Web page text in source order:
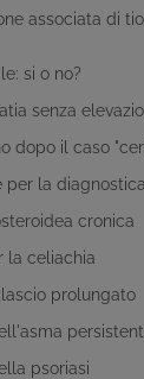
associata di
si o no?
senza
dopo il caso
per la
cronica
la celiachia
prolungato
psoriasi